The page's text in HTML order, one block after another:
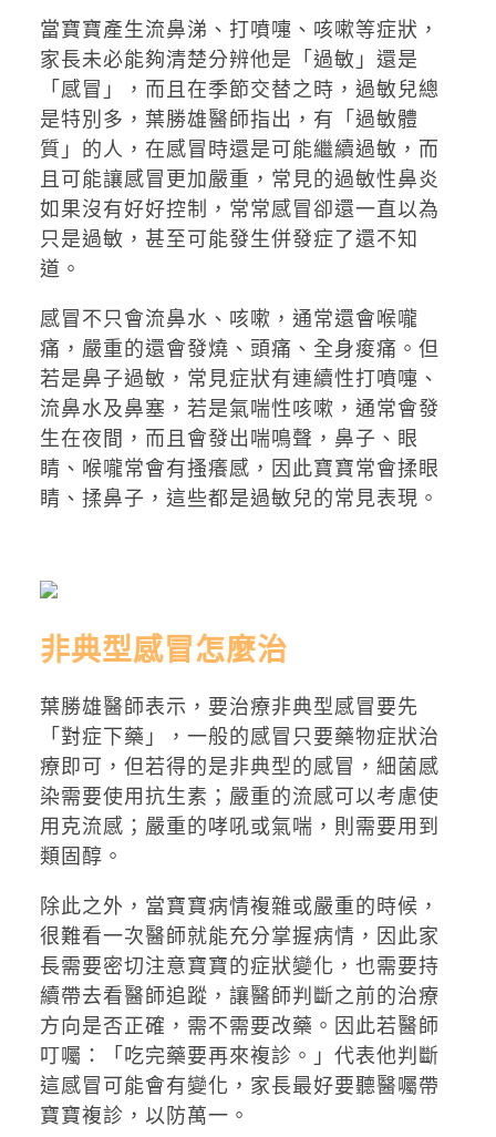
當寶寶產生流鼻涕、打噴嚏、咳嗽等症狀，
家長未必能夠清楚分辨他是「過敏」還是
「感冒」，而且在季節交替之時，過敏兒總
是特別多，葉勝雄醫師指出，有「過敏體
質」的人，在感冒時還是可能繼續過敏，而
且可能讓感冒更加嚴重，常見的過敏性鼻炎
如果沒有好好控制，常常感冒卻還一直以為
只是過敏，甚至可能發生併發症了還不知
道。
感冒不只會流鼻水、咳嗽，通常還會喉嚨
痛，嚴重的還會發燒、頭痛、全身痠痛。但
若是鼻子過敏，常見症狀有連續性打噴嚏、
流鼻水及鼻塞，若是氣喘性咳嗽，通常會發
生在夜間，而且會發出喘鳴聲，鼻子、眼
睛、喉嚨常會有搔癢感，因此寶寶常會揉眼
睛、揉鼻子，這些都是過敏兒的常見表現。
非典型感冒怎麼治
葉勝雄醫師表示，要治療非典型感冒要先
「對症下藥」，一般的感冒只要藥物症狀治
療即可，但若得的是非典型的感冒，細菌感
染需要使用抗生素；嚴重的流感可以考慮使
用克流感；嚴重的哮吼或氣喘，則需要用到
類固醇。
除此之外，當寶寶病情複雜或嚴重的時候，
很難看一次醫師就能充分掌握病情，因此家
長需要密切注意寶寶的症狀變化，也需要持
續帶去看醫師追蹤，讓醫師判斷之前的治療
方向是否正確，需不需要改藥。因此若醫師
叮囑：「吃完藥要再來複診。」代表他判斷
這感冒可能會有變化，家長最好要聽醫囑帶
寶寶複診，以防萬一。